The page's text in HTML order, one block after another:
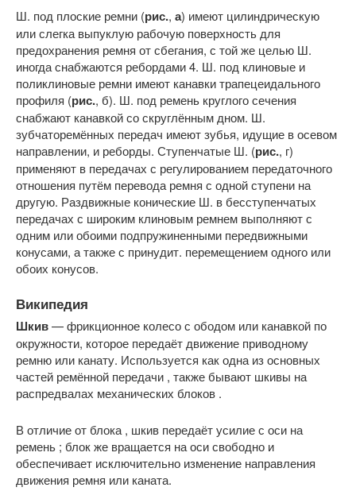
Ш. под плоские ремни (рис., а) имеют цилиндрическую
или слегка выпуклую рабочую поверхность для
предохранения ремня от сбегания, с той же целью Ш.
иногда снабжаются ребордами 4. Ш. под клиновые и
поликлиновые ремни имеют канавки трапецеидального
профиля (рис., б). Ш. под ремень круглого сечения
снабжают канавкой со скруглённым дном. Ш.
зубчаторемённых передач имеют зубья, идущие в осевом
направлении, и реборды. Ступенчатые Ш. (рис., г)
применяют в передачах с регулированием передаточного
отношения путём перевода ремня с одной ступени на
другую. Раздвижные конические Ш. в бесступенчатых
передачах с широким клиновым ремнем выполняют с
одним или обоими подпружиненными передвижными
конусами, а также с принудит. перемещением одного или
обоих конусов.
Википедия
Шкив— фрикционное колесо с ободом или канавкой по
окружности, которое передаёт движение приводному
ремню или канату. Используется как одна из основных
частей ремённой передачи , также бывают шкивы на
распредвалах механических блоков .
В отличие от блока , шкив передаёт усилие с оси на
ремень ; блок же вращается на оси свободно и
обеспечивает исключительно изменение направления
движения ремня или каната.